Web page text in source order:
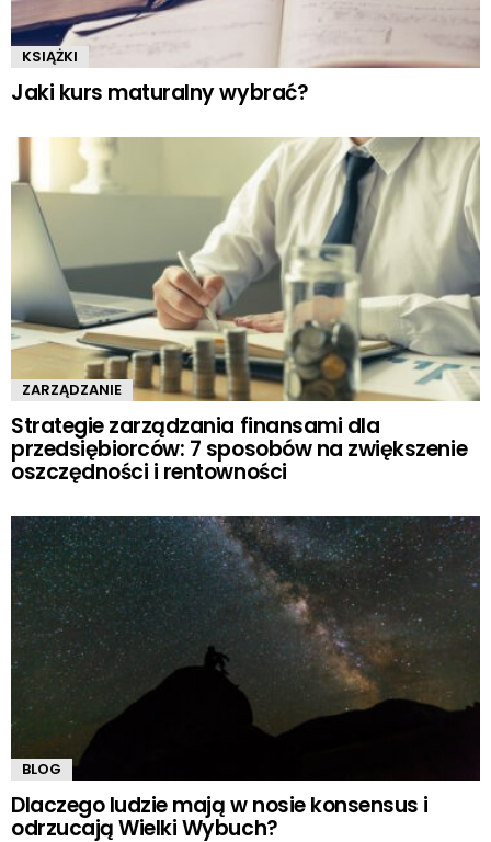
KSIĄŻKI
Jaki kurs maturalny wybrać?
ZARZĄDZANIE
Strategie zarządzania finansami dla
przedsiębiorców: 7 sposobów na zwiększenie
oszczędności i rentowności
BLOG
Dlaczego ludzie mają w nosie konsensus i
odrzucają Wielki Wybuch?